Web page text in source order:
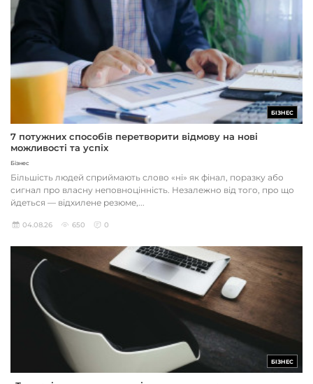
БІЗНЕС
7 потужних способів перетворити відмову на нові
можливості та успіх
Бізнес
Більшість людей сприймають слово «ні» як фінал, поразку або
сигнал про власну неповноцінність. Незалежно від того, про що
йдеться — відхилене резюме,...
04.08.26 650 0
БІЗНЕС